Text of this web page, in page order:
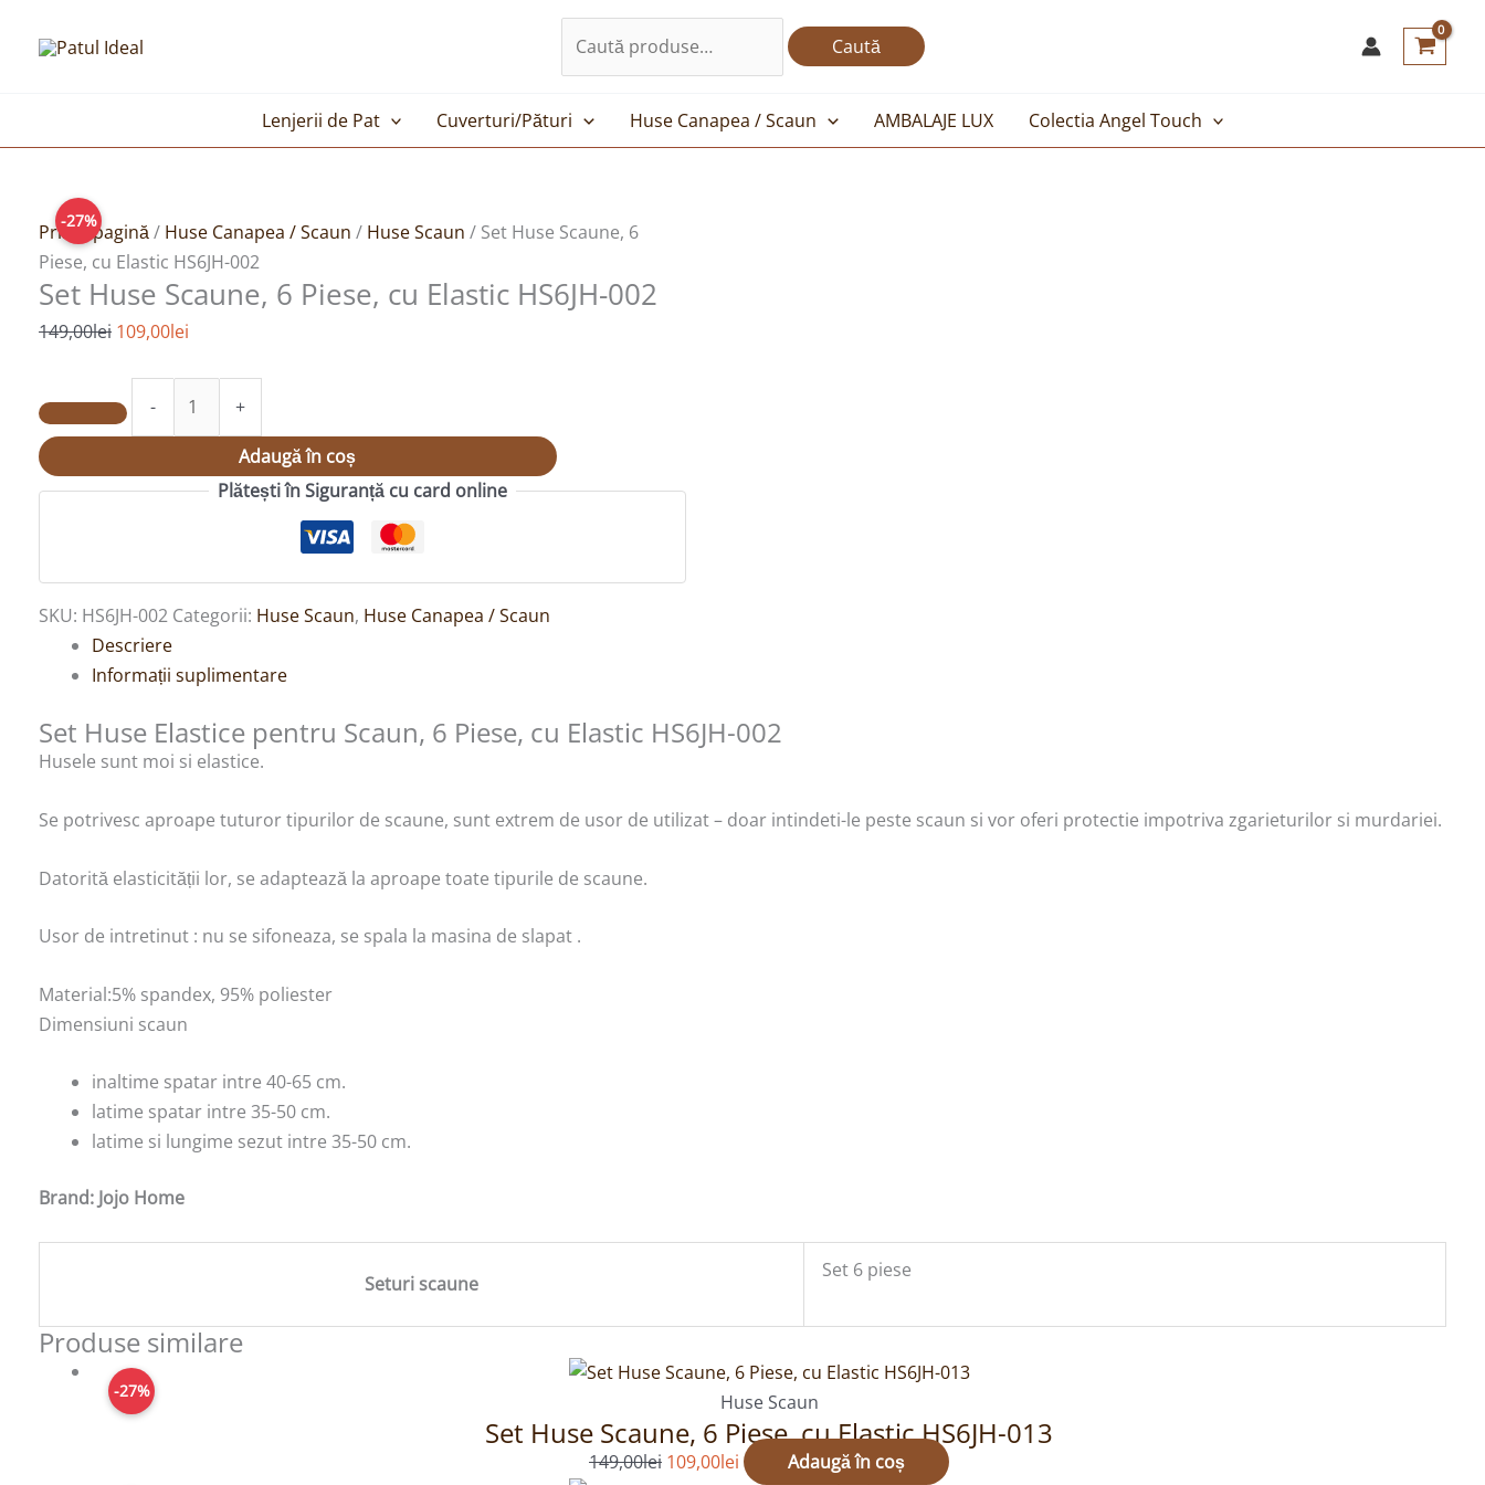
Caută
după:
Caută
Lenjerii de Pat Cuverturi/Pături Huse Canapea / Scaun AMBALAJE LUX Colectia Angel Touch
-27%
Prima pagină/ Huse Canapea / Scaun / Huse Scaun / Set Huse Scaune, 6
Piese, cu Elastic HS6JH-002
Set Huse Scaune, 6 Piese, cu Elastic HS6JH-002
149,00lei
inițial
a
fost:
149,00lei.
109,00lei
curent
este:
109,00lei.
-
Set
Huse
Scaune,
6
cu
Elastic
HS6JH-
+
Adaugă în coș
Plătești în Siguranță cu card online
SKU: HS6JH-002 Categorii: Huse Scaun, Huse Canapea / Scaun
Descriere
Informații suplimentare
Set Huse Elastice pentru Scaun, 6 Piese, cu Elastic HS6JH-002
Husele sunt moi si elastice.
Se potrivesc aproape tuturor tipurilor de scaune, sunt extrem de usor de utilizat – doar intindeti-le peste scaun si vor oferi protectie impotriva zgarieturilor si murdariei.
Datorită elasticității lor, se adaptează la aproape toate tipurile de scaune.
Usor de intretinut : nu se sifoneaza, se spala la masina de slapat .
Material:5% spandex, 95% poliester
Dimensiuni scaun
inaltime spatar intre 40-65 cm.
latime spatar intre 35-50 cm.
latime si lungime sezut intre 35-50 cm.
Brand: Jojo Home
Seturi scaune
Set 6 piese
Produse similare
-27% Huse Scaun
Set Huse Scaune, 6 Piese, cu Elastic HS6JH-013
149,00lei
Prețul
a
fost:
109,00lei
Prețul
curent
este:
109,00lei.Adaugă în coș